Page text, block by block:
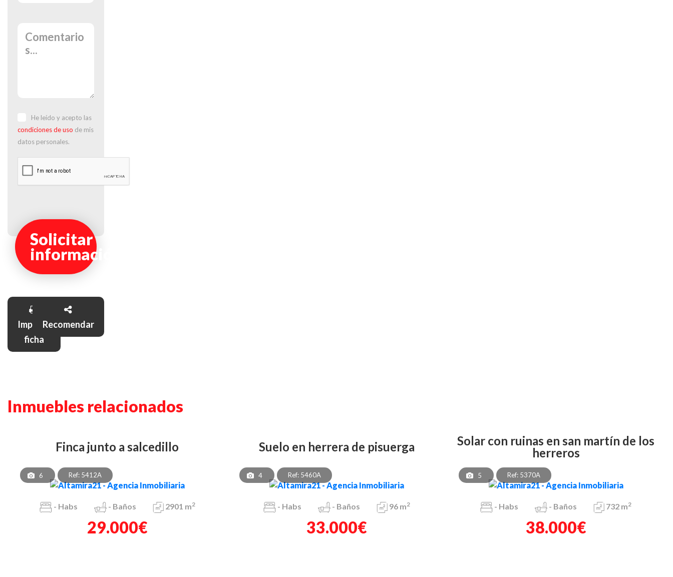
He leído y acepto las
condiciones de uso de mis
datos personales.
Solicitar
información
Imprimir
ficha
Recomendar
Inmuebles relacionados
finca junto a salcedillo
6 Ref: 5412A
- Habs - Baños 2901 m2
29.000€
suelo en herrera de pisuerga
4 Ref: 5460A
- Habs - Baños 96 m2
33.000€
solar con ruinas en san martín de los
herreros
5 Ref: 5370A
- Habs - Baños 732 m2
38.000€